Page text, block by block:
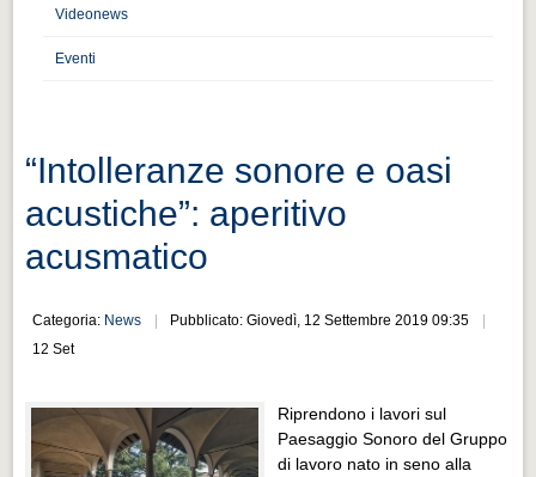
Distretto industriale
Muoversi a Vigevano
Cultura e turismo 4.0
PROGETTI
PROGETTI
Progetti Aperti
Progetti Realizzati
EVENTI
Videonews
Eventi
“Intolleranze sonore e oasi
acustiche”: aperitivo
acusmatico
Categoria: News
Pubblicato: Giovedì, 12 Settembre 2019 09:35
12 Set
Riprendono i lavori sul
Paesaggio Sonoro del Gruppo
di lavoro nato in seno alla